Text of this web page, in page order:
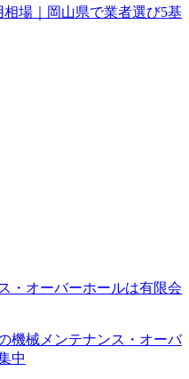
場｜岡山県で業者選び5基
機械メンテナンス・オーバ
中